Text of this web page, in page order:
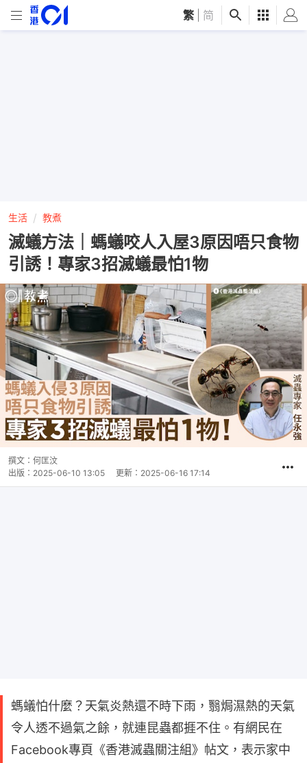
繁 简
生活 教煮
滅蟻方法｜螞蟻咬人入屋3原因唔只食物
引誘！專家3招滅蟻最怕1物
撰文： 何匡汶
出版： 2025-06-10 13:05 更新： 2025-06-16 17:14
螞蟻怕什麼？天氣炎熱還不時下雨，翳焗濕熱的天氣
令人透不過氣之餘，就連昆蟲都捱不住。有網民在
Facebook專頁《香港滅蟲關注組》帖文，表示家中